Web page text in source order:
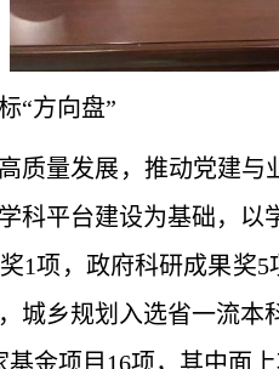
“方向盘”
质量发展，推动党建
科平台建设为基础，
1项，政府科研成果奖
城乡规划入选省一流
金项目16项，其中面